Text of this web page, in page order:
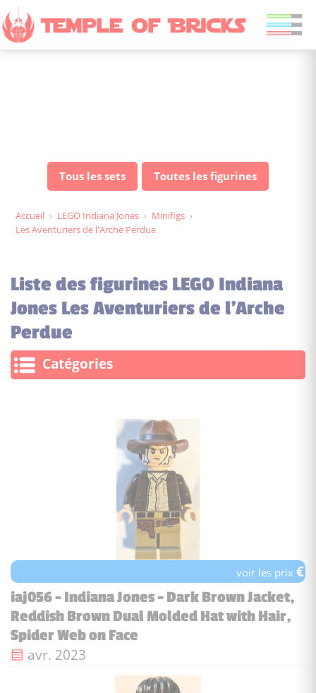
Tous les sets Toutes les figurines
Accueil › LEGO Indiana Jones › Minifigs ›
Les Aventuriers de l'Arche Perdue
Liste des figurines LEGO Indiana
Jones Les Aventuriers de l'Arche
Perdue
Catégories
voir les prix€
iaj056 - Indiana Jones - Dark Brown Jacket,
Reddish Brown Dual Molded Hat with Hair,
Spider Web on Face
Date de sortie :
avr. 2023